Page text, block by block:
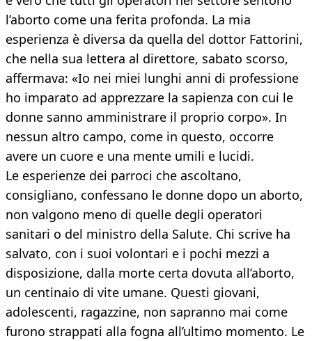
l’aborto come una ferita profonda. La mia
esperienza è diversa da quella del dottor Fattorini,
che nella sua lettera al direttore, sabato scorso,
affermava: «Io nei miei lunghi anni di professione
ho imparato ad apprezzare la sapienza con cui le
donne sanno amministrare il proprio corpo». In
nessun altro campo, come in questo, occorre
avere un cuore e una mente umili e lucidi.
Le esperienze dei parroci che ascoltano,
consigliano, confessano le donne dopo un aborto,
non valgono meno di quelle degli operatori
sanitari o del ministro della Salute. Chi scrive ha
salvato, con i suoi volontari e i pochi mezzi a
disposizione, dalla morte certa dovuta all’aborto,
un centinaio di vite umane. Questi giovani,
adolescenti, ragazzine, non sapranno mai come
furono strappati alla fogna all’ultimo momento. Le